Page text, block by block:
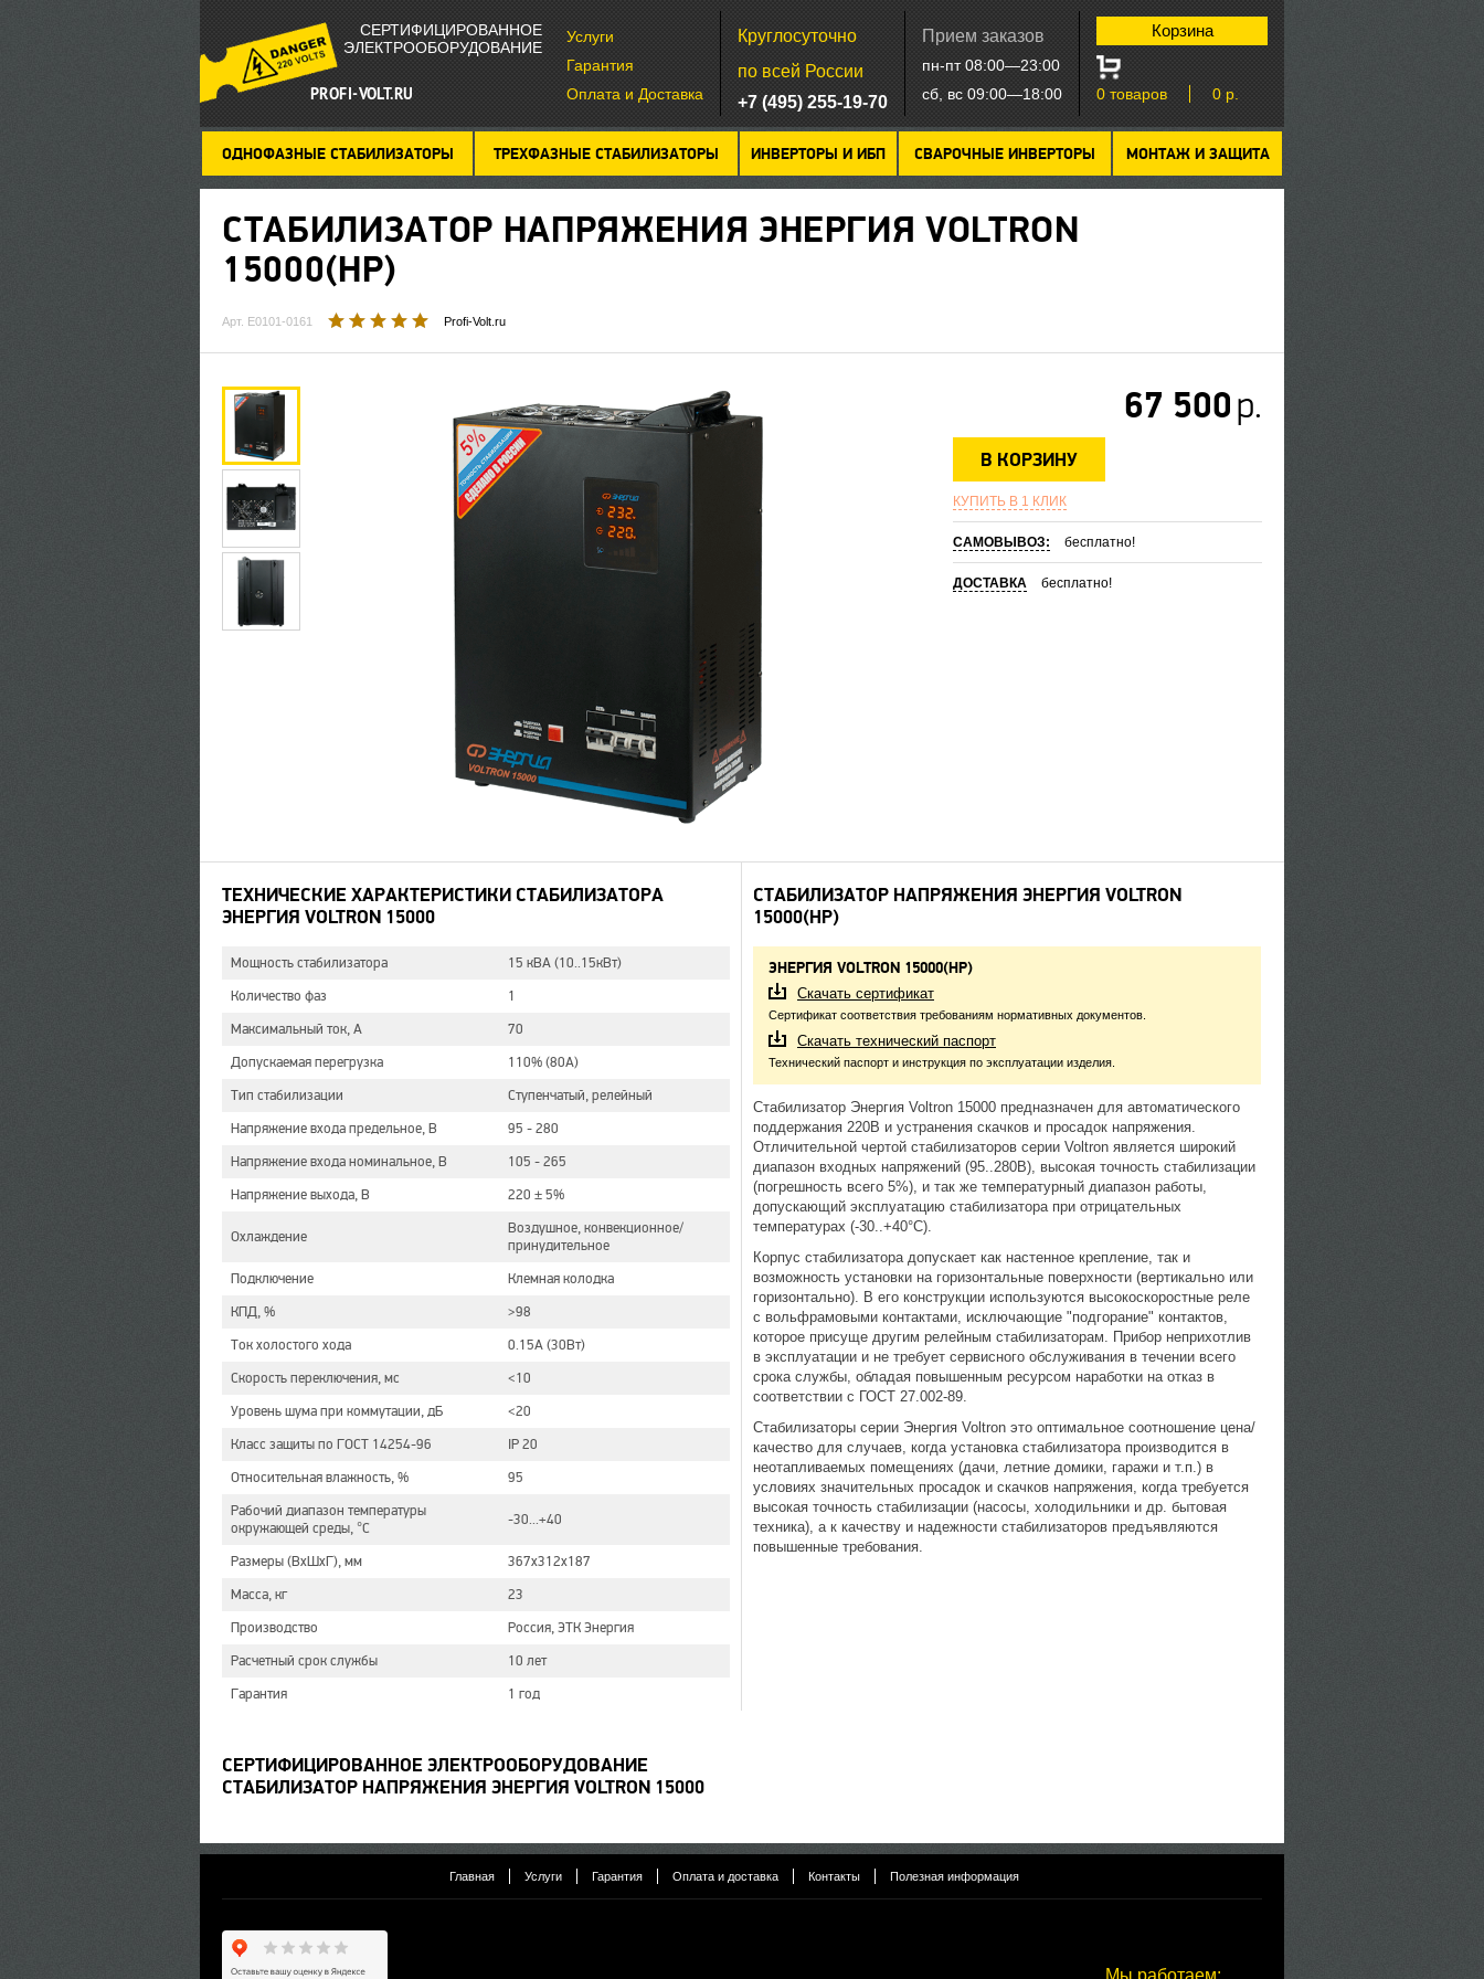
СЕРТИФИЦИРОВАННОЕ
ЭЛЕКТРООБОРУДОВАНИЕ
PROFI-VOLT.RU
Услуги
Гарантия
Оплата и Доставка
Круглосуточно
по всей России
+7 (495) 255-19-70
Прием заказов
пн-пт 08:00—23:00
сб, вс 09:00—18:00
Корзина
0 товаров 0 р.
ОДНОФАЗНЫЕ СТАБИЛИЗАТОРЫ ТРЕХФАЗНЫЕ СТАБИЛИЗАТОРЫ ИНВЕРТОРЫ И ИБП СВАРОЧНЫЕ ИНВЕРТОРЫ МОНТАЖ И ЗАЩИТА
СТАБИЛИЗАТОР НАПРЯЖЕНИЯ ЭНЕРГИЯ VOLTRON
15000(HP)
Арт. Е0101-0161 Profi-Volt.ru
67 500р.
В КОРЗИНУ
КУПИТЬ В 1 КЛИК
САМОВЫВОЗ: бесплатно!
ДОСТАВКА бесплатно!
ТЕХНИЧЕСКИЕ ХАРАКТЕРИСТИКИ СТАБИЛИЗАТОРА
ЭНЕРГИЯ VOLTRON 15000
Мощность стабилизатора
15 кВA (10..15кВт)
Количество фаз
1
Максимальный ток, А
70
Допускаемая перегрузка
110% (80А)
Тип стабилизации
Ступенчатый, релейный
Напряжение входа предельное, В
95 - 280
Напряжение входа номинальное, В
105 - 265
Напряжение выхода, В
220 ± 5%
Охлаждение
Воздушное, конвекционное/
принудительное
Подключение
Клемная колодка
КПД, %
>98
Ток холостого хода
0.15А (30Вт)
Скорость переключения, мс
<10
Уровень шума при коммутации, дБ
<20
Класс защиты по ГОСТ 14254-96
IP 20
Относительная влажность, %
95
Рабочий диапазон температуры
окружающей среды, °С
-30...+40
Размеры (ВхШхГ), мм
367x312x187
Масса, кг
23
Производство
Россия, ЭТК Энергия
Расчетный срок службы
10 лет
Гарантия
1 год
СТАБИЛИЗАТОР НАПРЯЖЕНИЯ ЭНЕРГИЯ VOLTRON
15000(HP)
ЭНЕРГИЯ VOLTRON 15000(HP)
Скачать сертификат
Сертификат соответствия требованиям нормативных документов.
Скачать технический паспорт
Технический паспорт и инструкция по эксплуатации изделия.
Стабилизатор Энергия Voltron 15000 предназначен для автоматического
поддержания 220В и устранения скачков и просадок напряжения.
Отличительной чертой стабилизаторов серии Voltron является широкий
диапазон входных напряжений (95..280В), высокая точность стабилизации
(погрешность всего 5%), и так же температурный диапазон работы,
допускающий эксплуатацию стабилизатора при отрицательных
температурах (-30..+40°С).
Корпус стабилизатора допускает как настенное крепление, так и
возможность установки на горизонтальные поверхности (вертикально или
горизонтально). В его конструкции используются высокоскоростные реле
с вольфрамовыми контактами, исключающие "подгорание" контактов,
которое присуще другим релейным стабилизаторам. Прибор неприхотлив
в эксплуатации и не требует сервисного обслуживания в течении всего
срока службы, обладая повышенным ресурсом наработки на отказ в
соответствии с ГОСТ 27.002-89.
Стабилизаторы серии Энергия Voltron это оптимальное соотношение цена/
качество для случаев, когда установка стабилизатора производится в
неотапливаемых помещениях (дачи, летние домики, гаражи и т.п.) в
условиях значительных просадок и скачков напряжения, когда требуется
высокая точность стабилизации (насосы, холодильники и др. бытовая
техника), а к качеству и надежности стабилизаторов предъявляются
повышенные требования.
СЕРТИФИЦИРОВАННОЕ ЭЛЕКТРООБОРУДОВАНИЕ
СТАБИЛИЗАТОР НАПРЯЖЕНИЯ ЭНЕРГИЯ VOLTRON 15000
Главная Услуги Гарантия Оплата и доставка Контакты Полезная информация
Мы работаем: